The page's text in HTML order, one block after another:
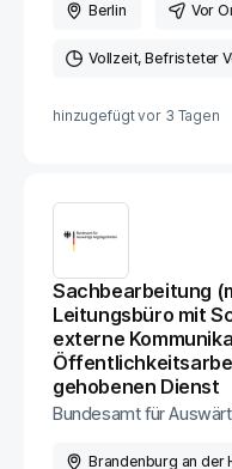
Berlin Vor
Vollzeit Befristeter
hinzugefügt vor 3 Tagen
Sachbearbeitung
Leitungsbüro mit
externe
gehobenen Dienst
Bundesamt für
Brandenburg an der